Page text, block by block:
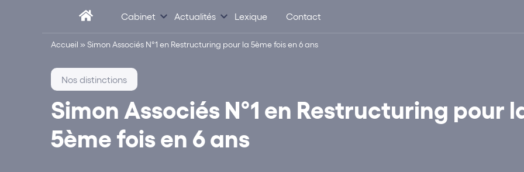
Cabinet Actualités Lexique Contact
Accueil » Simon Associés N°1 en Restructuring pour la 5ème fois en 6 ans
Simon Associés N°1 en Restructuring pour
5ème fois en 6 ans
Nos distinctions